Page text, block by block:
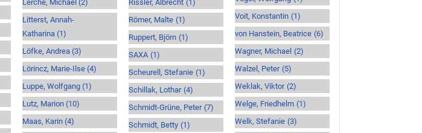
Lerche, Michael (2)
Litterst, Annah-
Katharina (1)
Löfke, Andrea (3)
Lörincz, Marie-Ilse (4)
Luppe, Wolfgang (1)
Lutz, Marion (10)
Maas, Karin (4)
Rissler, Albrecht (1)
Römer, Malte (1)
Ruppert, Björn (1)
SAXA (1)
Scheurell, Stefanie (1)
Schillak, Lothar (4)
Schmidt-Grüne, Peter (7)
Schmidt, Betty (1)
Voit, Konstantin (1)
von Hanstein, Beatrice (6)
Wagner, Michael (2)
Walzel, Peter (5)
Weklak, Viktor (2)
Welge, Friedhelm (1)
Welk, Stefanie (3)